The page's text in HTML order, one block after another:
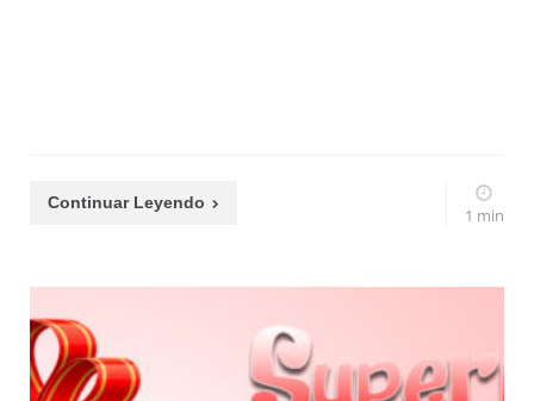
Continuar Leyendo
1 min